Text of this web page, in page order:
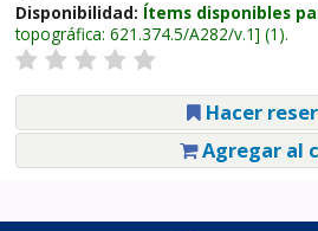
Disponibilidad: Ítems disponibles
topográfica: 621.374.5/A282/v.1 (1).
Hacer
Agregar al